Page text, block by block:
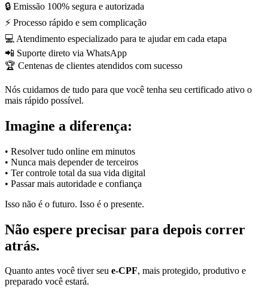
🔒 Emissão 100% segura e autorizada
⚡ Processo rápido e sem complicação
💻 Atendimento especializado para te ajudar em cada etapa
📲 Suporte direto via WhatsApp
🏆 Centenas de clientes atendidos com sucesso
Nós cuidamos de tudo para que você tenha seu certificado ativo o
mais rápido possível.
Imagine a diferença:
• Resolver tudo online em minutos
• Nunca mais depender de terceiros
• Ter controle total da sua vida digital
• Passar mais autoridade e confiança
Isso não é o futuro. Isso é o presente.
Não espere precisar para depois correr
atrás.
Quanto antes você tiver seu e-CPF, mais protegido, produtivo e
preparado você estará.